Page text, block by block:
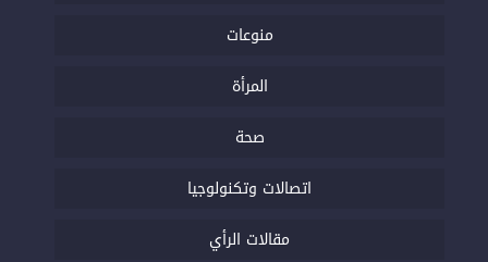
منوعات
المرأة
صحة
اتصالات وتكنولوجيا
مقالات الرأي